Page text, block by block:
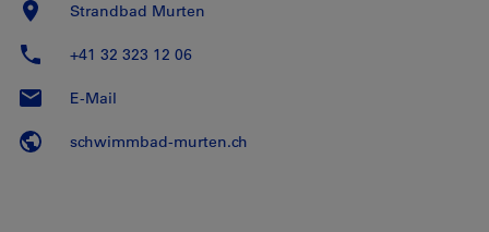
Strandbad Murten
+41 32 323 12 06
E-Mail
schwimmbad-murten.ch